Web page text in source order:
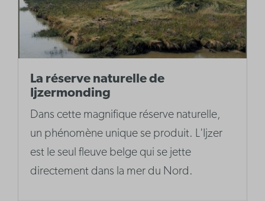
La réserve naturelle de
Ijzermonding
Dans cette magnifique réserve naturelle,
un phénomène unique se produit. L'Ijzer
est le seul fleuve belge qui se jette
directement dans la mer du Nord.